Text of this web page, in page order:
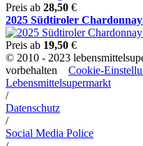
Preis ab 28,50 €
2025 Südtiroler
Preis ab 19,50 €
© 2010 - 2023
vorbehalten Cookie-
Lebensmittelsupermarkt
/
Datenschutz
/
Social Media Police